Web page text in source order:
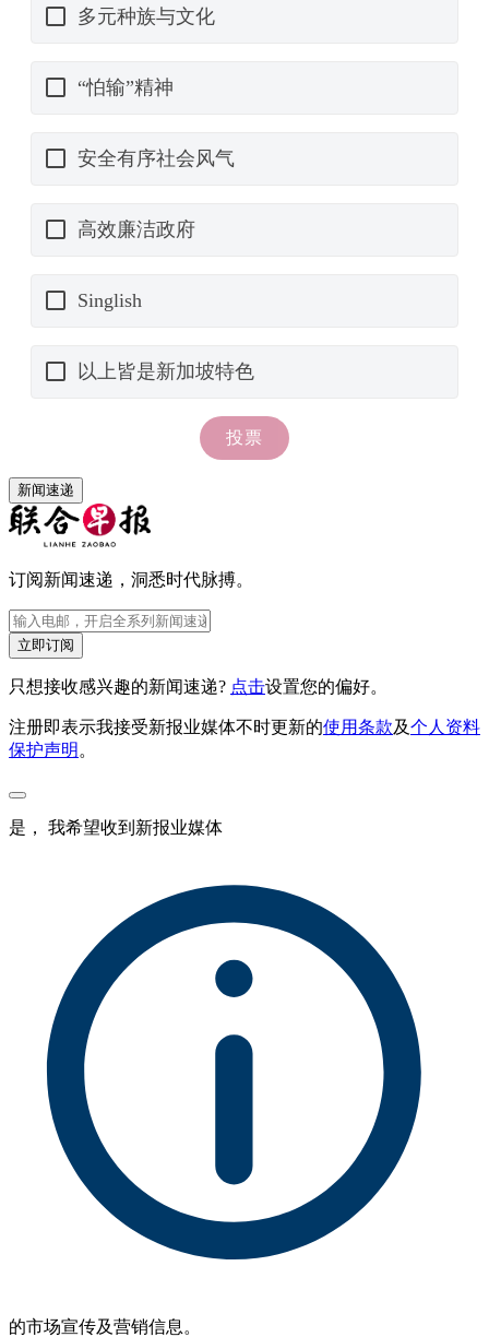
新闻速递
订阅新闻速递，洞悉时代脉搏。
立即订阅
只想接收感兴趣的新闻速递? 点击设置您的偏好。
注册即表示我接受新报业媒体不时更新的使用条款及个人资料
保护声明 。
是， 我希望收到新报业媒体
的市场宣传及营销信息。